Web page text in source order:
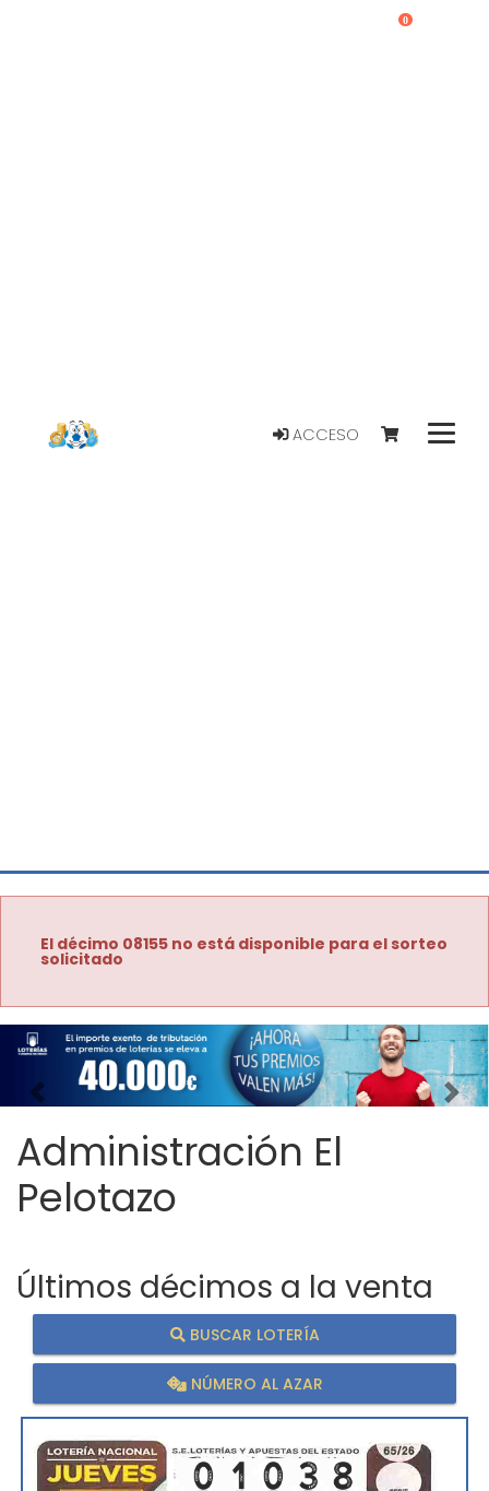
ACCESO
0
El décimo 08155 no está disponible para el sorteo
solicitado
Imagen anterior
Administración El
Pelotazo
Últimos décimos a la venta
BUSCAR LOTERÍA
NÚMERO AL AZAR